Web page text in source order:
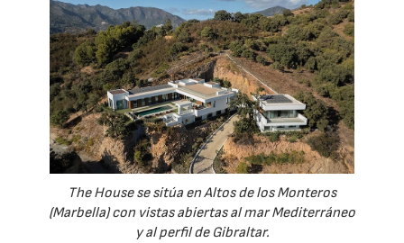
The House se sitúa en Altos de los Monteros
(Marbella) con vistas abiertas al mar Mediterráneo
y al perfil de Gibraltar.